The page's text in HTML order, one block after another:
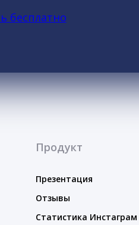
бесплатно
Продукт
Презентация
Отзывы
Статистика Инстаграм